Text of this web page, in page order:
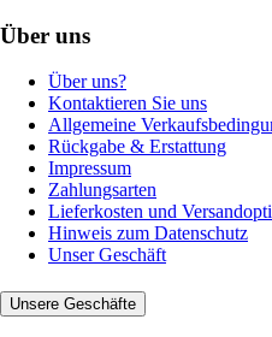
Über uns
Über uns?
Kontaktieren Sie uns
Allgemeine
Rückgabe & Erstattung
Impressum
Zahlungsarten
Lieferkosten und
Hinweis zum Datenschutz
Unser Geschäft
Unsere Geschäfte